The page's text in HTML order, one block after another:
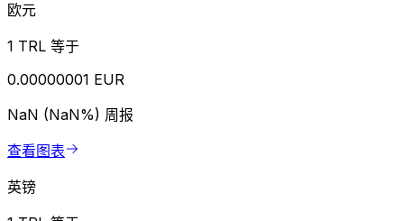
欧元
1 TRL 等于
0.00000001 EUR
NaN (NaN%) 周报
查看图表
英镑